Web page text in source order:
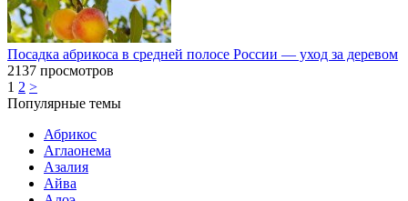
Посадка абрикоса в средней полосе России — уход за деревом
2137 просмотров
1 2 >
Популярные темы
Абрикос
Аглаонема
Азалия
Айва